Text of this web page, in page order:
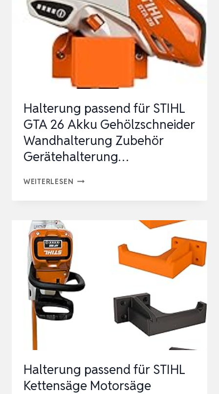
FÜR
GARAGE
&
UNIVERSELL
S…
Halterung passend für STIHL
GTA 26 Akku Gehölzschneider
Wandhalterung Zubehör
Gerätehalterung…
WEITERLESEN HALTERUNG
26
GEHÖLZSCHNEIDER
WANDHALTERUNG
ZUBEHÖR
GERÄTEHALTERUNG…
Halterung passend für STIHL
Kettensäge Motorsäge